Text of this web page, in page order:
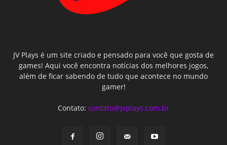
JV Plays é um site criado e pensado para você que gosta de
games! Aqui você encontra notícias dos melhores jogos,
além de ficar sabendo de tudo que acontece no mundo
gamer!
Contato: contato@jvplays.com.br